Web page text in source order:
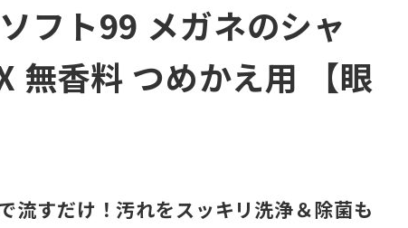
フト99 メガネのシャ
無香料 つめかえ用 【眼
流すだけ！汚れをスッキリ洗浄＆除菌も